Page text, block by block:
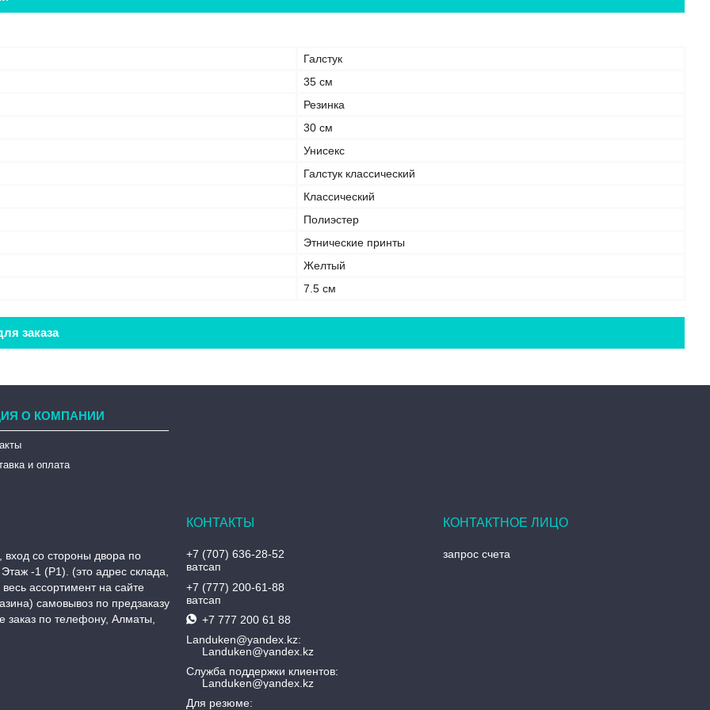
Галстук
35 см
Резинка
30 см
Унисекс
Галстук классический
Классический
Полиэстер
Этнические принты
Желтый
7.5 см
заказа
О КОМПАНИИ
и оплата
вход со стороны двора по
-1 (P1). (это адрес склада,
весь ассортимент на сайте
самовывоз по предзаказу
заказ по телефону, Алматы,
+7 (707) 636-28-52
ватсап
+7 (777) 200-61-88
ватсап
+7 777 200 61 88
Landuken@yandex.kz
Landuken@yandex.kz
Служба поддержки клиентов
Landuken@yandex.kz
Для резюме
запрос счета